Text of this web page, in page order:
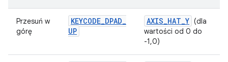
Przesuń w
górę
KEYCODE_DPAD_
UP
AXIS_HAT_Y (dla
wartości od 0 do
-1,0)